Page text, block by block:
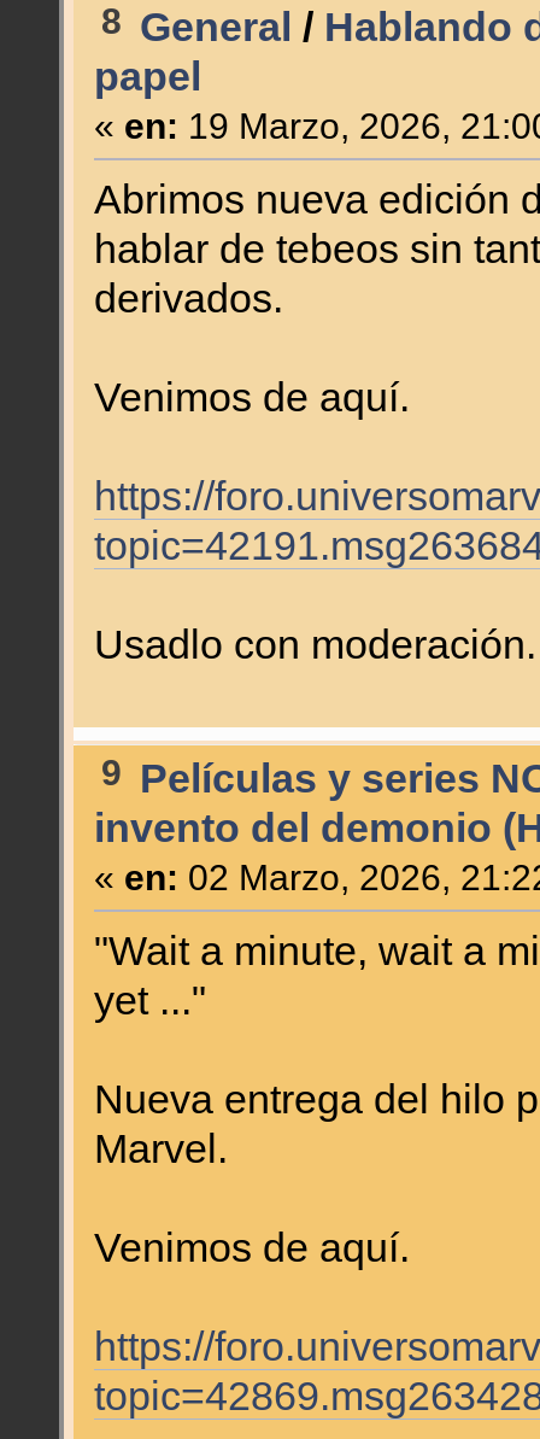
8 General / Hablando
papel
« en: 19 Marzo, 2026,
Abrimos nueva edición
hablar de tebeos sin
derivados.
Venimos de aquí.
https://
Usadlo con
9 Películas y series
invento del demonio
« en: 02 Marzo, 2026,
"Wait a minute, wait a
yet ..."
Nueva entrega del hilo
Marvel.
Venimos de aquí.
https://